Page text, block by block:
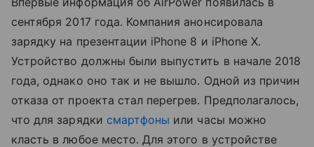
сентября 2017 года. Компания анонсировала
зарядку на презентации iPhone 8 и iPhone X.
Устройство должны были выпустить в начале 2018
года, однако оно так и не вышло. Одной из причин
отказа от проекта стал перегрев. Предполагалось,
что для зарядки смартфоны или часы можно
класть в любое место. Для этого в устройстве